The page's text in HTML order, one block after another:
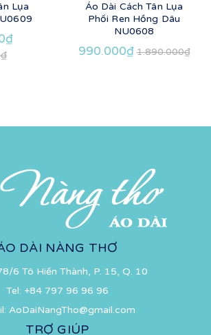
Lụa
Áo Dài Cách Tân Lụa
Phối Ren Hồng Dâu
NU0608
990.000₫ 1.890.000₫
DÀI NÀNG THƠ
6 Tô Hiến Thành, P. 15, Q. 10
Tel: +84 797 96 96 96
AoDaiNangTho@gmail.com
TRỢ GIÚP